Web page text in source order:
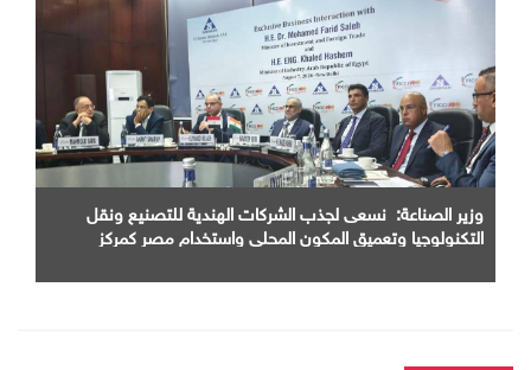
وزير الصناعة: نسعى لجذب الشركات الهندية للتصنيع ونقل
التكنولوجيا وتعميق المكون المحلي واستخدام مصر كمركز